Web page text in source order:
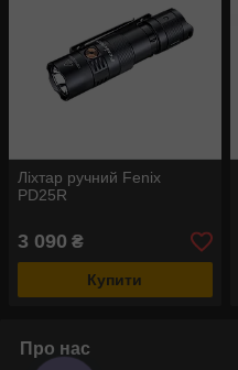
Ліхтар ручний Fenix
PD25R
3 090 ₴
Купити
Про нас